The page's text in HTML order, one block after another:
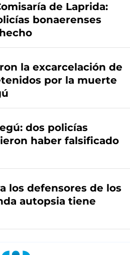
de Laprida:
bonaerenses
la excarcelación de
por la muerte
dos policías
haber falsificado
los defensores de los
autopsia tiene